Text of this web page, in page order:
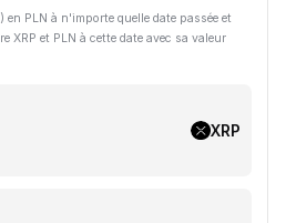
en PLN à n'importe quelle date passée et
XRP et PLN à cette date avec sa valeur
XRP